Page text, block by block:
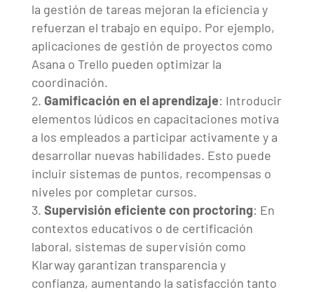
la gestión de tareas mejoran la eficiencia y
refuerzan el trabajo en equipo. Por ejemplo,
aplicaciones de gestión de proyectos como
Asana o Trello pueden optimizar la
coordinación.
Gamificación en el aprendizaje: Introducir
elementos lúdicos en capacitaciones motiva
a los empleados a participar activamente y a
desarrollar nuevas habilidades. Esto puede
incluir sistemas de puntos, recompensas o
niveles por completar cursos.
Supervisión eficiente con proctoring: En
contextos educativos o de certificación
laboral, sistemas de supervisión como
Klarway garantizan transparencia y
confianza, aumentando la satisfacción tanto